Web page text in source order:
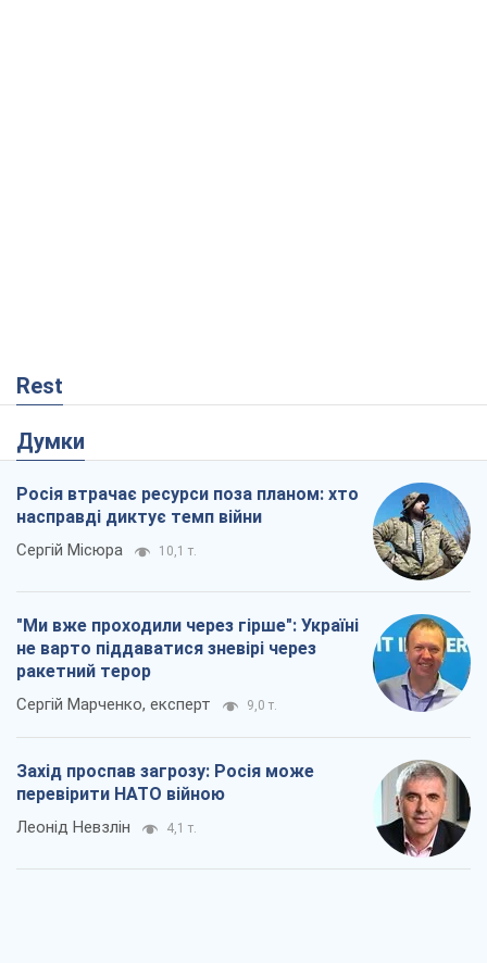
Rest
Думки
Росія втрачає ресурси поза планом: хто
насправді диктує темп війни
Сергій Місюра 10,1 т.
"Ми вже проходили через гірше": Україні
не варто піддаватися зневірі через
ракетний терор
Сергій Марченко, експерт 9,0 т.
Захід проспав загрозу: Росія може
перевірити НАТО війною
Леонід Невзлін 4,1 т.